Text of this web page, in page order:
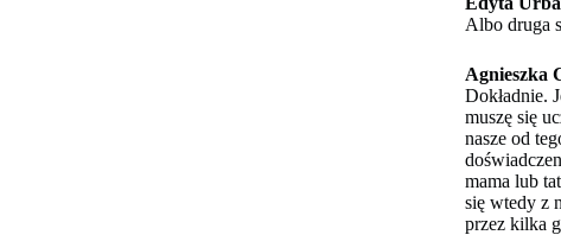
Albo druga
Agnieszka
Dokładnie.
muszę się
nasze od
mama lub
się wtedy z
przez kilka